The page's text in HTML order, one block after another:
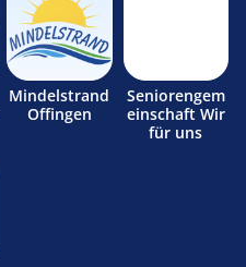
Mindelstrand
Offingen
Seniorengem
einschaft Wir
für uns